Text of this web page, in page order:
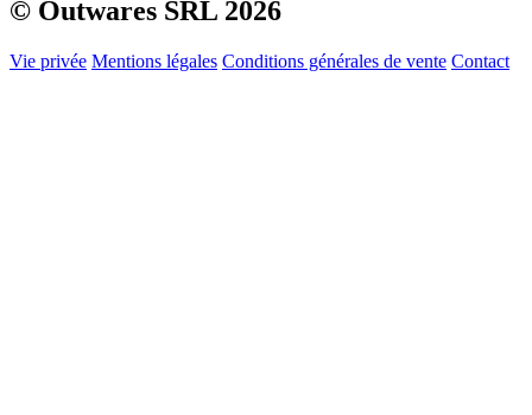
© Outwares SRL 2026
Vie privée Mentions légales Conditions générales de vente Contact